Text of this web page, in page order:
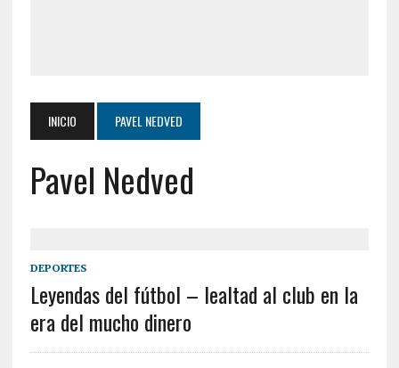
INICIO PAVEL NEDVED
Pavel Nedved
DEPORTES
Leyendas del fútbol – lealtad al club en la
era del mucho dinero